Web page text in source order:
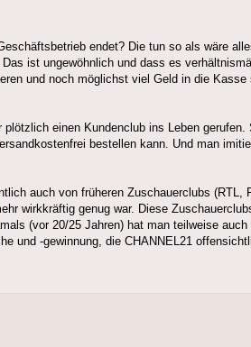
endet? Die tun so als wäre
ist ungewöhnlich und dass es
und noch möglichst viel Geld in die
einen Kundenclub ins Leben gerufen.
bestellen kann. Und man
auch von früheren Zuschauerclubs (RTL,
wirkkräftig genug war. Diese
(vor 20/25 Jahren) hat man teilweise
und -gewinnung, die CHANNEL21